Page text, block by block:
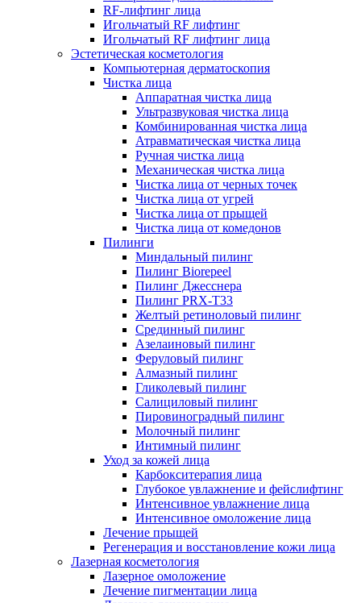
RF-лифтинг лица
Игольчатый RF лифтинг
Игольчатый RF лифтинг лица
Эстетическая косметология
Компьютерная дерматоскопия
Чистка лица
Аппаратная чистка лица
Ультразвуковая чистка лица
Комбинированная чистка лица
Атравматическая чистка лица
Ручная чистка лица
Механическая чистка лица
Чистка лица от черных точек
Чистка лица от угрей
Чистка лица от прыщей
Чистка лица от комедонов
Пилинги
Миндальный пилинг
Пилинг Biorepeel
Пилинг Джесснера
Пилинг PRX-T33
Желтый ретиноловый пилинг
Срединный пилинг
Азелаиновый пилинг
Феруловый пилинг
Алмазный пилинг
Гликолевый пилинг
Салициловый пилинг
Пировиноградный пилинг
Молочный пилинг
Интимный пилинг
Уход за кожей лица
Карбокситерапия лица
Глубокое увлажнение и фейслифтинг
Интенсивное увлажнение лица
Интенсивное омоложение лица
Лечение прыщей
Регенерация и восстановление кожи лица
Лазерная косметология
Лазерное омоложение
Лечение пигментации лица